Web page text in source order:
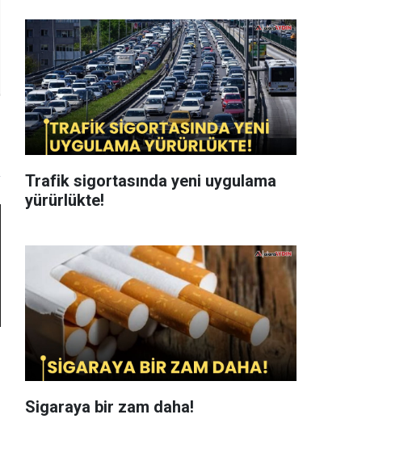
Trafik sigortasında yeni uygulama
yürürlükte!
Sigaraya bir zam daha!